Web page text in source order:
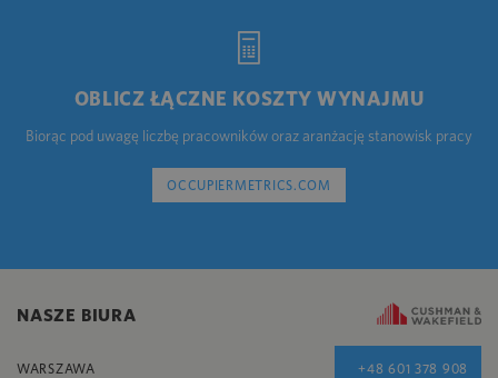
OBLICZ ŁĄCZNE KOSZTY WYNAJMU
Biorąc pod uwagę liczbę pracowników oraz aranżację stanowisk pracy
OCCUPIERMETRICS.COM
NASZE BIURA
WARSZAWA +48 601 378 908